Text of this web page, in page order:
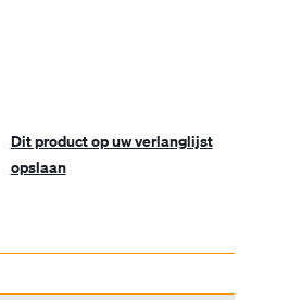
Dit product op uw verlanglijst
opslaan